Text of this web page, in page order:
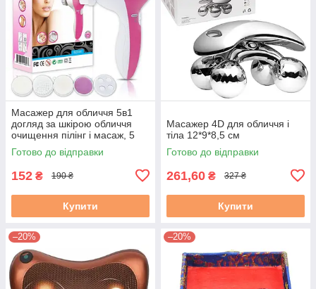
Масажер для обличчя 5в1
догляд за шкірою обличчя
очищення пілінг і масаж, 5
насадок, портативний на
батарейках
Готово до відправки
152 ₴ 190 ₴
Купити
Масажер 4D для обличчя і
тіла 12*9*8,5 см
Готово до відправки
261,60 ₴ 327 ₴
Купити
–20% –20%